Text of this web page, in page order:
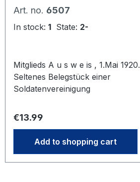
Art. no. 6507
In stock: 1 State: 2-
Mitglieds A u s w e is , 1.Mai 1920.
Seltenes Belegstück einer
Soldatenvereinigung
Regular price:
€13.99
Add to shopping cart